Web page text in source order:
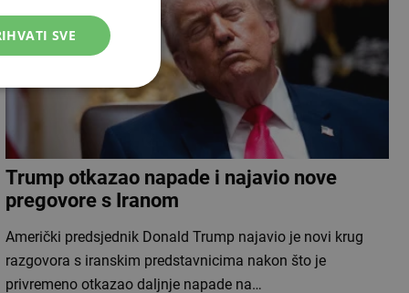
Trump otkazao napade i najavio nove
pregovore s Iranom
Američki predsjednik Donald Trump najavio je novi krug
razgovora s iranskim predstavnicima nakon što je
privremeno otkazao daljnje napade na…
SVE